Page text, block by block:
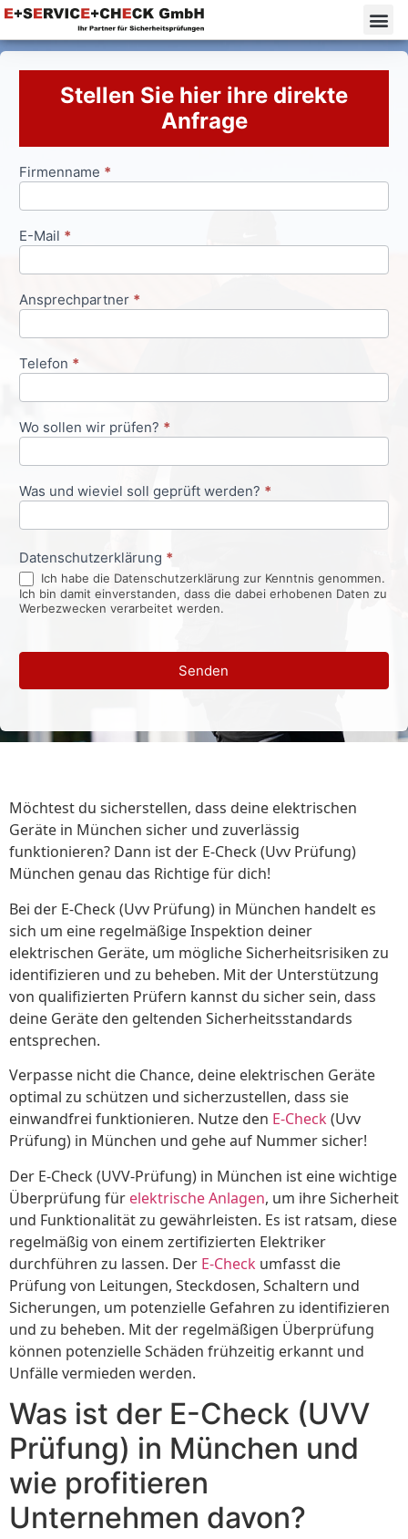
Stellen Sie hier ihre direkte
Anfrage
Anfrageformular
Firmenname *
E-Mail *
Ansprechpartner *
Telefon *
Wo sollen wir prüfen? *
Was und wieviel soll geprüft werden? *
Datenschutzerklärung *
Ich habe die Datenschutzerklärung zur Kenntnis genommen.
Ich bin damit einverstanden, dass die dabei erhobenen Daten zu
Werbezwecken verarbeitet werden.
Senden
Möchtest du sicherstellen, dass deine elektrischen
Geräte in München sicher und zuverlässig
funktionieren? Dann ist der E-Check (Uvv Prüfung)
München genau das Richtige für dich!
Bei der E-Check (Uvv Prüfung) in München handelt es
sich um eine regelmäßige Inspektion deiner
elektrischen Geräte, um mögliche Sicherheitsrisiken zu
identifizieren und zu beheben. Mit der Unterstützung
von qualifizierten Prüfern kannst du sicher sein, dass
deine Geräte den geltenden Sicherheitsstandards
entsprechen.
Verpasse nicht die Chance, deine elektrischen Geräte
optimal zu schützen und sicherzustellen, dass sie
einwandfrei funktionieren. Nutze den E-Check(Uvv
Prüfung) in München und gehe auf Nummer sicher!
Der E-Check (UVV-Prüfung) in München ist eine wichtige
Überprüfung für elektrische Anlagen, um ihre Sicherheit
und Funktionalität zu gewährleisten. Es ist ratsam, diese
regelmäßig von einem zertifizierten Elektriker
durchführen zu lassen. Der E-Check umfasst die
Prüfung von Leitungen, Steckdosen, Schaltern und
Sicherungen, um potenzielle Gefahren zu identifizieren
und zu beheben. Mit der regelmäßigen Überprüfung
können potenzielle Schäden frühzeitig erkannt und
Unfälle vermieden werden.
Was ist der E-Check (UVV
Prüfung) in München und
wie profitieren
Unternehmen davon?